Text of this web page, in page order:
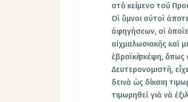
στὸ κείμενο τοῦ
Οἱ ὕμνοι αὐτοὶ
ἀφηγήσεων, οἱ
αἰχμαλωσιακῆς καὶ
ἑβραϊκὴ σκέψη,
Δευτερονομιστῆ,
δεινὰ ὡς δίκαιη
τιμωρηθεῖ γιὰ νὰ